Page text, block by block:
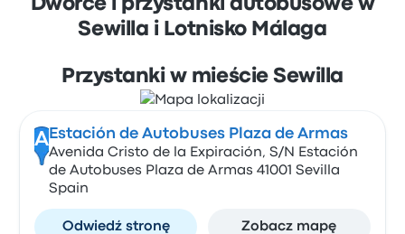
Dworce i przystanki autobusowe w
Sewilla i Lotnisko Málaga
Przystanki w mieście Sewilla
A Estación de Autobuses Plaza de Armas
Avenida Cristo de la Expiración, S/N Estación
de Autobuses Plaza de Armas 41001 Sevilla
Spain
Odwiedź stronę Zobacz mapę